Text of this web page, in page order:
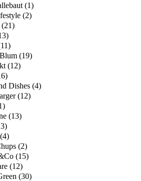
(1)
(2)
(21)
(19)
(12)
Dishes (4)
(12)
(13)
(2)
(15)
(12)
(30)